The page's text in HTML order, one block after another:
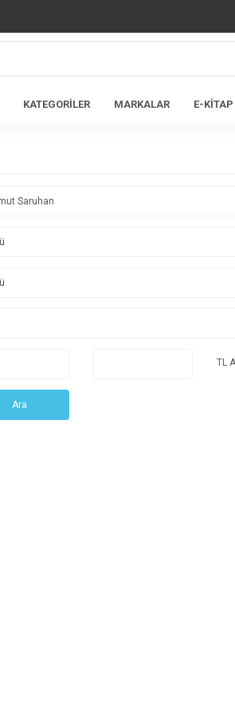
KATEGORİLER MARKALAR E-KİTAP
TL
Ara